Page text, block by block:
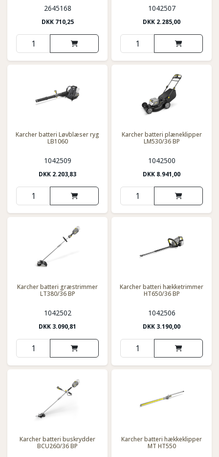
2645168
DKK 710,25
1042507
DKK 2.285,00
Karcher batteri Løvblæser ryg
LB1060
1042509
DKK 2.203,83
Karcher batteri plæneklipper
LM530/36 BP
1042500
DKK 8.941,00
Karcher batteri græstrimmer
LT380/36 BP
1042502
DKK 3.090,81
Karcher batteri hækketrimmer
HT650/36 BP
1042506
DKK 3.190,00
Karcher batteri buskrydder
BCU260/36 BP
Karcher batteri hækkeklipper
MT HT550